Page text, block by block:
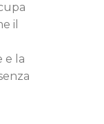
il
e la